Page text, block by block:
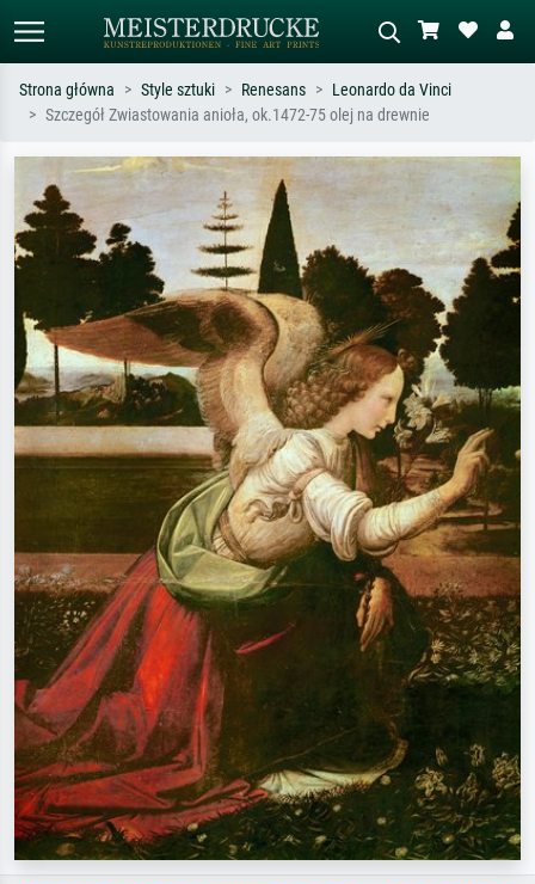
Szukaj wg artysty, tytułu lub stylu – np.
Monet, Gwiaździsta noc,
impresjonizm, fala Hokusaia, akt.
Opisz scenę – np. zielona łąka,
abstrakcja z czerwienią, ciemny olej,
stojący akt obok drzewa.
Strona główna Style sztuki Renesans
Leonardo da Vinci
Szczegół Zwiastowania anioła, ok.1472-75 olej na drewnie